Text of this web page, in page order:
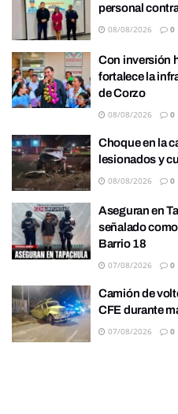
personal
08/08/2026 0
Con inversión
fortalece la
de Corzo
08/08/2026 0
Choque en la
lesionados y
08/08/2026 0
Aseguran en
señalado
Barrio 18
07/08/2026 0
Camión de
CFE durante
07/08/2026 0